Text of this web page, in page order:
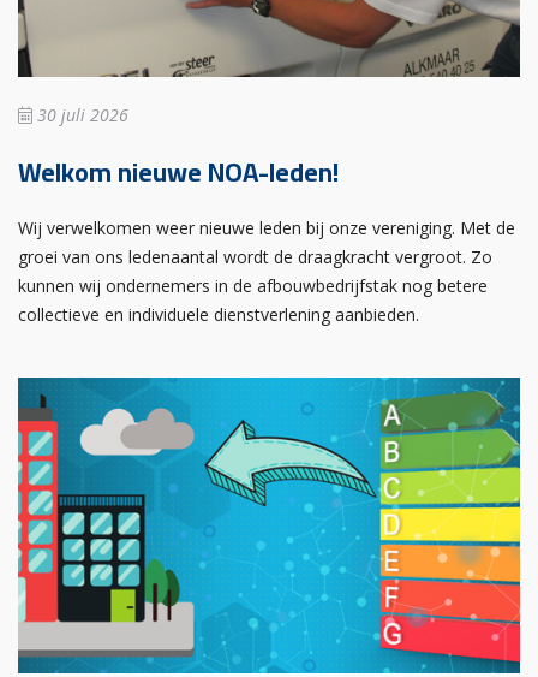
30 juli 2026
Welkom nieuwe NOA-leden!
Wij verwelkomen weer nieuwe leden bij onze vereniging. Met de
groei van ons ledenaantal wordt de draagkracht vergroot. Zo
kunnen wij ondernemers in de afbouwbedrijfstak nog betere
collectieve en individuele dienstverlening aanbieden.